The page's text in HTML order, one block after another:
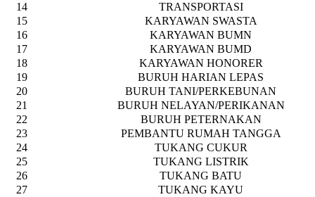
14
TRANSPORTASI
15
KARYAWAN SWASTA
16
KARYAWAN BUMN
17
KARYAWAN BUMD
18
KARYAWAN HONORER
19
BURUH HARIAN LEPAS
20
BURUH TANI/PERKEBUNAN
21
BURUH NELAYAN/PERIKANAN
22
BURUH PETERNAKAN
23
PEMBANTU RUMAH TANGGA
24
TUKANG CUKUR
25
TUKANG LISTRIK
26
TUKANG BATU
27
TUKANG KAYU